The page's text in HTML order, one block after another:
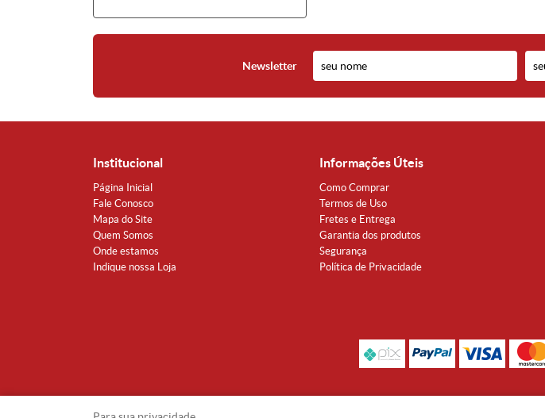
Newsletter
Institucional
Página Inicial
Fale Conosco
Mapa do Site
Quem Somos
Onde estamos
Indique nossa Loja
Informações Úteis
Como Comprar
Termos de Uso
Fretes e Entrega
Garantia dos produtos
Segurança
Política de Privacidade